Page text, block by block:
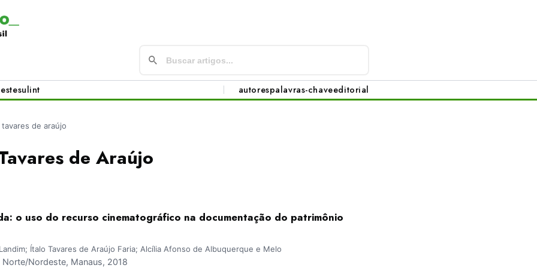
sulint autorespalavras-chaveeditorial
de araújo
de Araújo
o uso do recurso cinematográfico na documentação do patrimônio
Ítalo Tavares de Araújo Faria; Alcília Afonso de Albuquerque e Melo
Nordeste, Manaus, 2018